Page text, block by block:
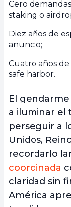
Cero
staking o
Diez años de
anuncio;
Cuatro años
safe harbor.
El
a iluminar el
perseguir a
Unidos,
recordarlo
coordinada
claridad sin
América